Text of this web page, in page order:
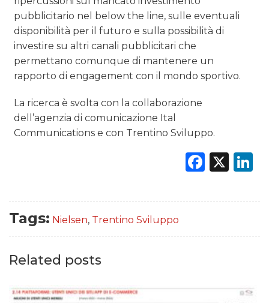
pubblicitario nel below the line, sulle eventuali
disponibilità per il futuro e sulla possibilità di
investire su altri canali pubblicitari che
permettano comunque di mantenere un
rapporto di engagement con il mondo sportivo.
La ricerca è svolta con la collaborazione
dell’agenzia di comunicazione Ital
Communications e con Trentino Sviluppo.
X
Tags: Nielsen, Trentino Sviluppo
Related posts